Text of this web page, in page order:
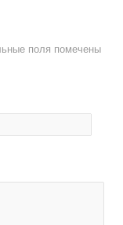
поля помечены